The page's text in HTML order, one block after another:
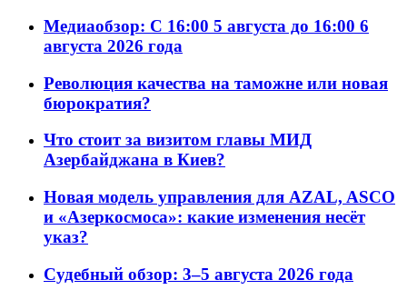
Медиаобзор: С 16:00 5 августа до 16:00 6
августа 2026 года
Революция качества на таможне или новая
бюрократия?
Что стоит за визитом главы МИД
Азербайджана в Киев?
Новая модель управления для AZAL, ASCO
и «Азеркосмоса»: какие изменения несёт
указ?
Судебный обзор: 3–5 августа 2026 года